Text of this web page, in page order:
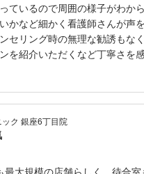
ているので周囲の様子がわか
かなど細かく看護師さんが声
セリング時の無理な勧誘もな
を紹介いただくなど丁寧さを感
ク 銀座6丁目院